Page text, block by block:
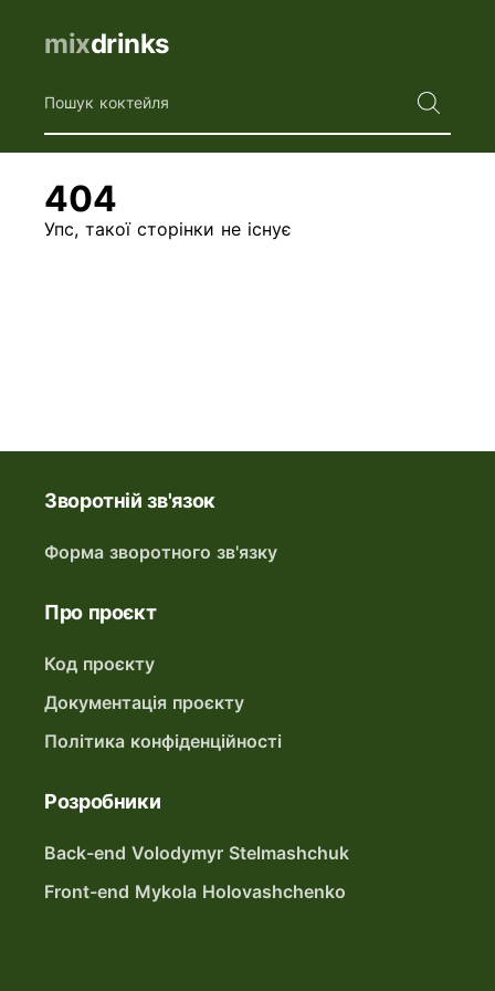
mixdrinks
Пошук коктейля
404
Упс, такої сторінки не існує
Зворотній зв'язок
Форма зворотного зв'язку
Про проєкт
Код проєкту
Документація проєкту
Політика конфіденційності
Розробники
Back-end Volodymyr Stelmashchuk
Front-end Mykola Holovashchenko